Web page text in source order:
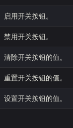
启用开关按钮。
禁用开关按钮。
清除开关按钮的值。
重置开关按钮的值。
设置开关按钮的值。